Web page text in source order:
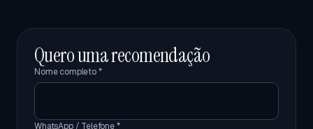
Quero uma recomendação
Nome completo *
WhatsApp / Telefone *